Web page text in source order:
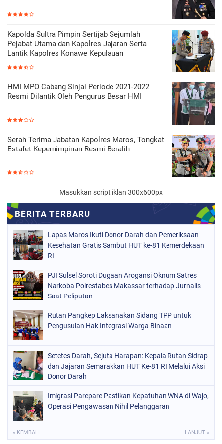
Kapolda Sultra Pimpin Sertijab Sejumlah
Pejabat Utama dan Kapolres Jajaran Serta
Lantik Kapolres Konawe Kepulauan
HMI MPO Cabang Sinjai Periode 2021-2022
Resmi Dilantik Oleh Pengurus Besar HMI
Serah Terima Jabatan Kapolres Maros, Tongkat
Estafet Kepemimpinan Resmi Beralih
Masukkan script iklan 300x600px
Lapas Maros Ikuti Donor Darah dan Pemeriksaan
Kesehatan Gratis Sambut HUT ke-81 Kemerdekaan
RI
PJI Sulsel Soroti Dugaan Arogansi Oknum Satres
Narkoba Polrestabes Makassar terhadap Jurnalis
Saat Peliputan
Rutan Pangkep Laksanakan Sidang TPP untuk
Pengusulan Hak Integrasi Warga Binaan
Setetes Darah, Sejuta Harapan: Kepala Rutan Sidrap
dan Jajaran Semarakkan HUT Ke-81 RI Melalui Aksi
Donor Darah
Imigrasi Parepare Pastikan Kepatuhan WNA di Wajo,
Operasi Pengawasan Nihil Pelanggaran
« KEMBALI LANJUT »